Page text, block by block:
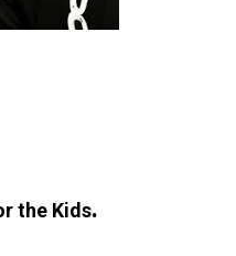
the Kids.